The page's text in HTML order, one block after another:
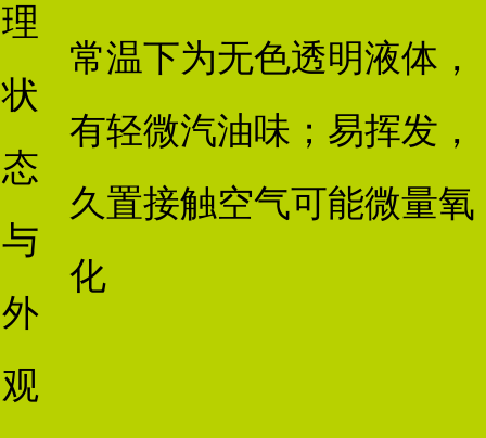
理
状
态
与
外
观
常温下为无色透明液体，
有轻微汽油味；易挥发，
久置接触空气可能微量氧
化